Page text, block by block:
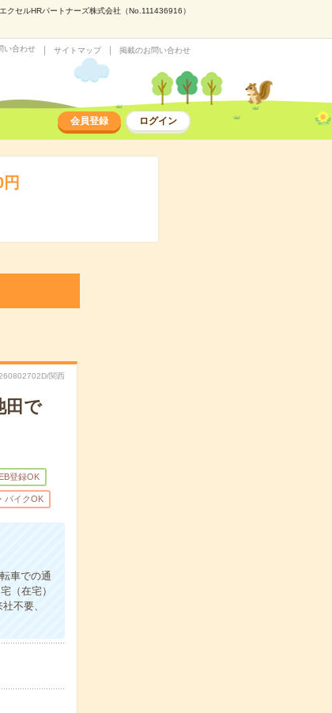
セルHRパートナーズ株式会社（No.111436916）
い合わせ サイトマップ 掲載のお問い合わせ
会員登録 ログイン
関西
田で
登録OK
バイクOK
車での通
（在宅）
不要、